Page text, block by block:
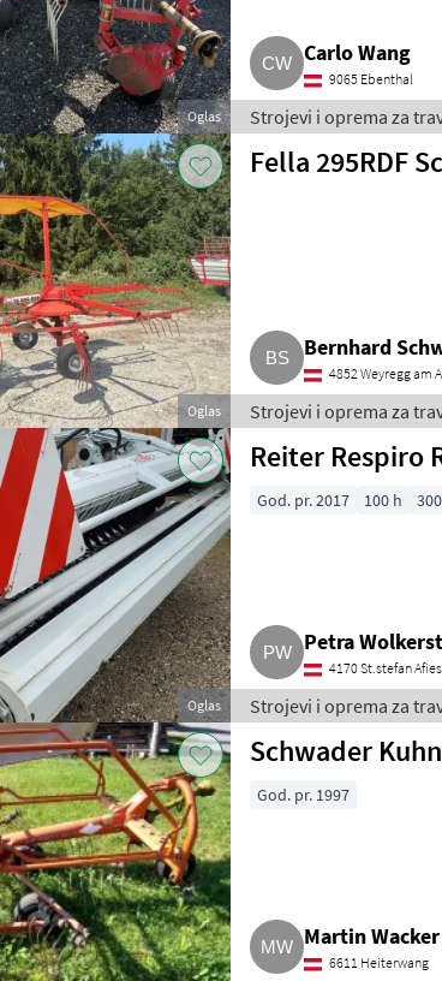
Oglas
Carlo Wang
9065 Ebenthal
Strojevi i oprema za
Oglas
Fella 295RDF
Bernhard
4852 Weyregg am
Strojevi i oprema za
Oglas
Reiter Respiro
God. pr. 2017 100 h
Petra
4170 St.stefan
Strojevi i oprema za
Schwader
God. pr. 1997
Martin Wacker
6611 Heiterwang